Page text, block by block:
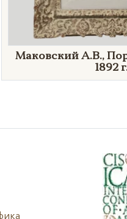
Маковский А.В.,
1892